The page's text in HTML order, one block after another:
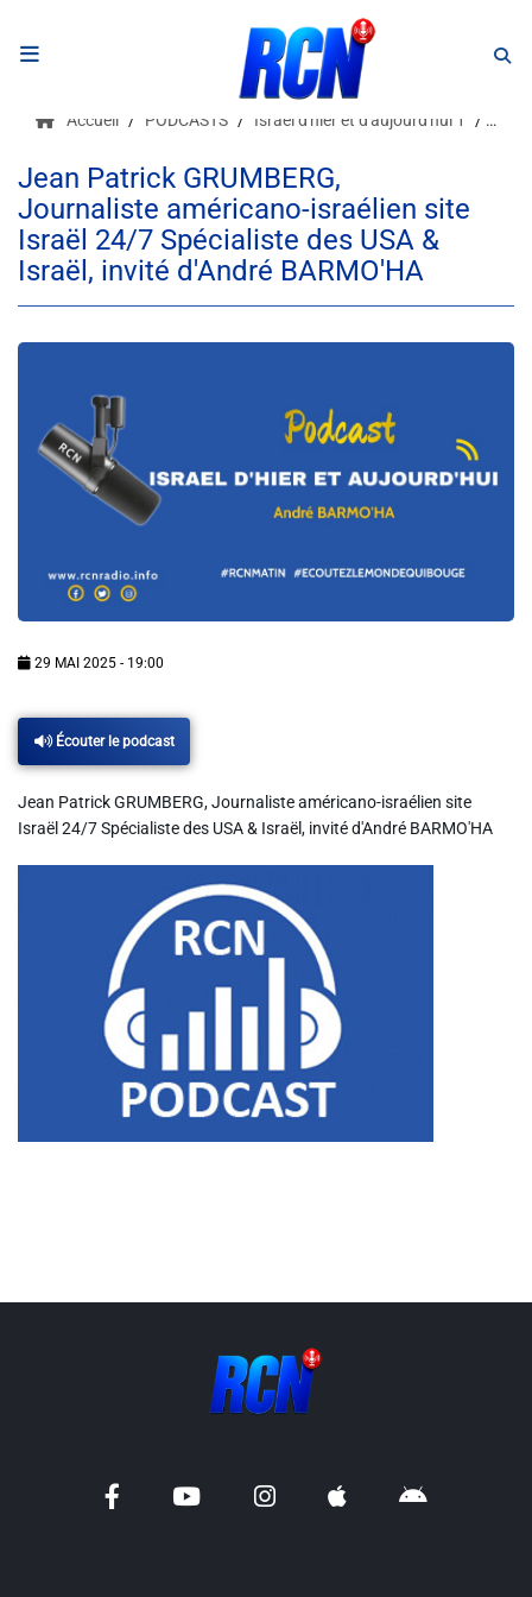
RADIO
Podcasts
Programmes
Equipe
Faire un don
Evènements
Météo Nice
Alerte Méduses 06
RCN Soutiens
MEDIAS
Vidéos / Clips
Ecrire à RCN
Liens utiles
Shabbat Project
Département des Alpes Maritimes
Accueil PODCASTS Israël d'hier et d'aujourd'hui 1 Jean
Jean Patrick GRUMBERG,
Journaliste américano-israélien site
Israël 24/7 Spécialiste des USA &
Israël, invité d'André BARMO'HA
29 MAI 2025 - 19:00
Écouter le podcast
Jean Patrick GRUMBERG, Journaliste américano-israélien site
Israël 24/7 Spécialiste des USA & Israël, invité d'André BARMO'HA